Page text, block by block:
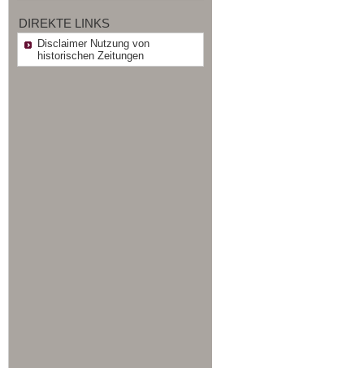
DIREKTE LINKS
Disclaimer Nutzung von
historischen Zeitungen